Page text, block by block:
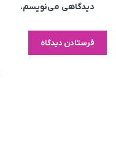
دیدگاهی می‌نویسم.